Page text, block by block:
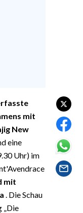
mit
New
eine
Uhr) im
mit
. Die Schau
„Die